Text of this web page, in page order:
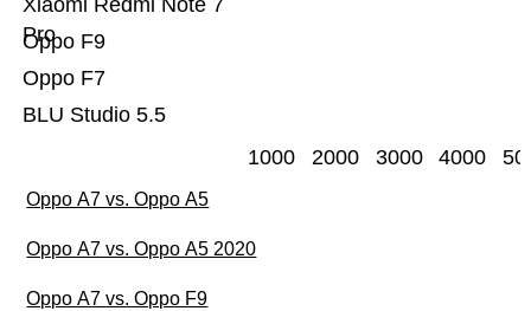
BLU Studio 5.5
Oppo F7
Oppo F9
Xiaomi Redmi Note 7
Pro
1000 2000 3000 4000
Oppo A7 vs. Oppo A5
Oppo A7 vs. Oppo A5 2020
Oppo A7 vs. Oppo F9